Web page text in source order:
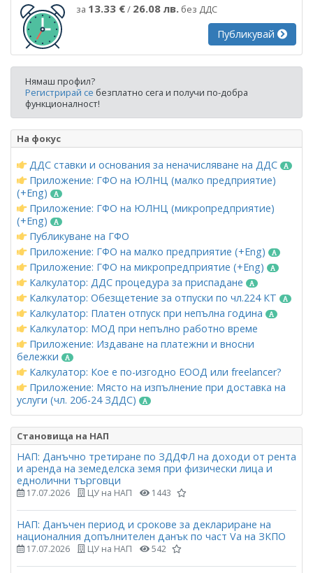
за 13.33 €/ 26.08 лв. без ДДС
Публикувай
Нямаш профил?
Регистрирай се безплатно сега и получи по-добра
функционалност!
На фокус
ДДС ставки и основания за неначисляване на ДДС
Приложение: ГФО на ЮЛНЦ (малко предприятие)
(+Eng)
Приложение: ГФО на ЮЛНЦ (микропредприятие)
(+Eng)
Публикуване на ГФО
Приложение: ГФО на малко предприятие (+Eng)
Приложение: ГФО на микропредприятие (+Eng)
Калкулатор: ДДС процедура за приспадане
Калкулатор: Обезщетение за отпуски по чл.224 КТ
Калкулатор: Платен отпуск при непълна година
Калкулатор: МОД при непълно работно време
Приложение: Издаване на платежни и вносни
бележки
Калкулатор: Кое е по-изгодно ЕООД или freelancer?
Приложение: Място на изпълнение при доставка на
услуги (чл. 20б-24 ЗДДС)
Становища на НАП
НАП: Данъчно третиране по ЗДДФЛ на доходи от рента
и аренда на земеделска земя при физически лица и
еднолични търговци
17.07.2026 ЦУ на НАП 1443
НАП: Данъчен период и срокове за деклариране на
националния допълнителен данък по част Vа на ЗКПО
17.07.2026 ЦУ на НАП 542